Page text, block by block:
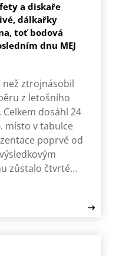
a diskaře
dálkařky
toť bodová
dnu MEJ
než ztrojnásobil
z letošního
dosáhl 24
místo v tabulce
poprvé od
zůstalo čtvrté…